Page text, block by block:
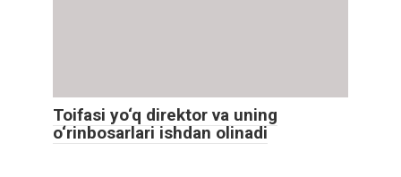
Toifasi yo‘q direktor va uning
o‘rinbosarlari ishdan olinadi